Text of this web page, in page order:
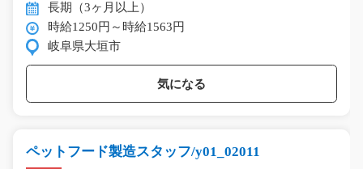
長期（3ヶ月以上）
時給1250円～時給1563円
岐阜県大垣市
気になる
ペットフード製造スタッフ/y01_02011